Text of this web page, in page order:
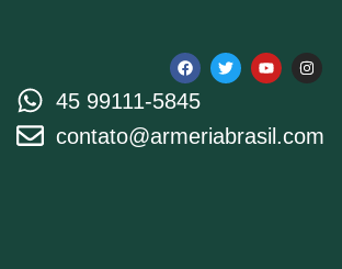
45 99111-5845
contato@armeriabrasil.com